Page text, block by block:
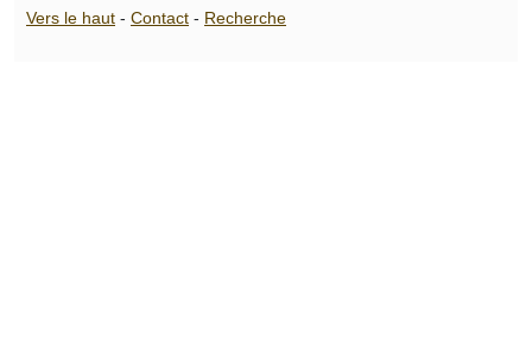
Vers le haut - Contact - Recherche